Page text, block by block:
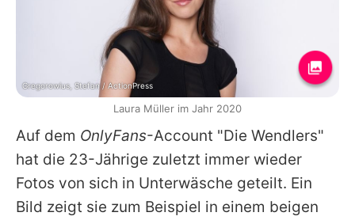
Auf dem OnlyFans-Account "Die Wendlers"
hat die 23-Jährige zuletzt immer wieder
Fotos von sich in Unterwäsche geteilt. Ein
Bild zeigt sie zum Beispiel in einem beigen
Gregorowius, Stefan / ActionPress
Laura Müller im Jahr 2020